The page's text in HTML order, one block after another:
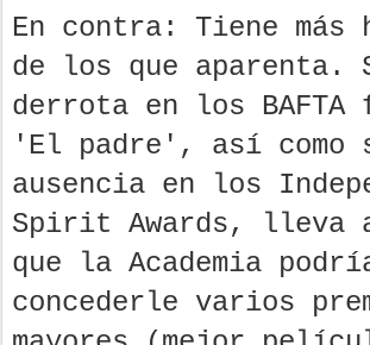
En contra: Tiene más
de los que aparenta.
derrota en los
'El padre', así como
ausencia en los
Spirit Awards, lleva
que la Academia
concederle varios